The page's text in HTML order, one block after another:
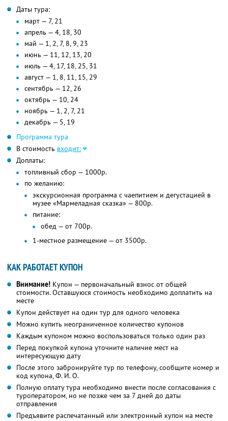
Даты тура:
март — 7, 21
апрель — 4, 18, 30
май — 1, 2, 7, 8, 9, 23
июнь — 11, 12, 13, 20
июль — 4, 17, 18, 25, 31
август — 1, 8, 11, 15, 29
сентябрь — 12, 26
октябрь — 10, 24
ноябрь — 1, 2, 7, 21
декабрь — 5, 19
Программа тура
В стоимость входит:
Доплаты:
топливный сбор — 1000р.
по желанию:
экскурсионная программа с чаепитием и дегустацией в
музее «Мармеладная сказка» — 800р.
питание:
обед — от 700р.
1-местное размещение — от 3500р.
КАК РАБОТАЕТ КУПОН
Внимание! Купон — первоначальный взнос от общей
стоимости. Оставшуюся стоимость необходимо доплатить на
месте
Купон действует на один тур для одного человека
Можно купить неограниченное количество купонов
Каждым купоном можно воспользоваться только один раз
Перед покупкой купона уточните наличие мест на
интересующую дату
После этого забронируйте тур по телефону, сообщите номер и
код купона,Ф. И. О.
Полную оплату тура необходимо внести после согласования с
туроператором, но не позже чем за 7 дней до даты
отправления
Предъявите распечатанный или электронный купон на месте